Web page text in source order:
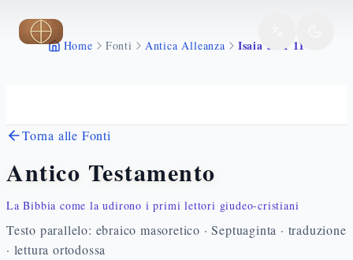
Vai al contenuto principale
Home Fonti Antica Alleanza Isaia 56 1 11
Torna alle Fonti
Antico Testamento
La Bibbia come la udirono i primi lettori giudeo-cristiani
Testo parallelo: ebraico masoretico · Septuaginta · traduzione
· lettura ortodossa